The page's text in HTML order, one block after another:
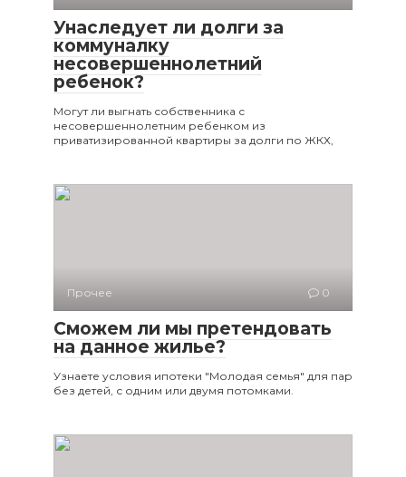
Унаследует ли долги за
коммуналку
несовершеннолетний
ребенок?
Могут ли выгнать собственника с
несовершеннолетним ребенком из
приватизированной квартиры за долги по ЖКХ,
Прочее 0
Сможем ли мы претендовать
на данное жилье?
Узнаете условия ипотеки "Молодая семья" для пар
без детей, с одним или двумя потомками.